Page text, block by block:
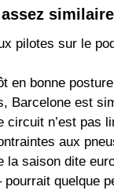
pilotes sur le
en bonne
Barcelone est
circuit n’est pas
aux
la saison dite
quelque